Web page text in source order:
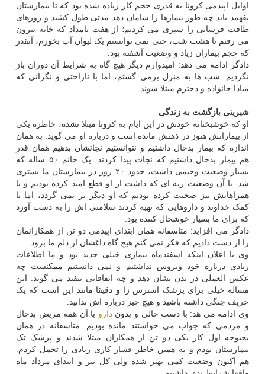
اوایل اپیدمی کرونا به قدری حجم کار زیاده شده بود که تا بیمارستان
بفهمد باید چه طور بیمارها را سامان دهد مدتی طول کشید و روزهای
طاقت فرسایی را سپری می کردیم؛ از هفت بامداد که خانه بیرون
می رفتم تا هشت شب، حتی نمی توانستم یک لیوان آب بخورم، آنقدر
که حجم بیماران زیاد و وضعیت آشفته بود.
دادگر ادامه می دهد: امیدوارم دیگر هیچ گاه به شرایط آن دوران باز
نگردیم. شب ها به منزل برمی گشتم، اما با ناراحتی و نگرانی که
مبادا خانواده و دخترم مبتلا شوند.
شیرینی بازگشت به زندگی
او که خوشبختانه خودش در این ایام به کرونا مبتلا نشده، خاطره یکی
از بیمارانش هنوز در ذهنش مانده است و درباره او می گوید: به همان
اندازه که بیمار بدحال داشتیم و نتوانستیم نجاتشان بدهیم همان قدر
هم بیمار بدحال داشتیم که نجات پیدا کردند. یک خانم ۵۰ ساله که
بسیار وضعیت وخیمی داشت، حدود ۲۰ روز در بیمارستان ما بستری
شد. با آن وضعیت ریه ای که داشت از او قطع امید کرده بودیم و با
همراهانش نیز صحبت کرده بودیم که او دیگر بر نمی گردد، اما با
کمک خداوند و داروهایی که تهیه کردند سلامتی اش را به دست آورد
که برای ما بسیار خوشحال کننده بود.
دادگر می افزاید: متاسفانه همان ابتدای اپیدمی دو تن از همکارانمان
را از دست دادیم که فکر نمی کنم هیچ گاه داغشان از دلم ما برود.
وی با اعلان اینکه اسفندماه بیماری خیلی جدید بود و ما اطلاعات
زیادی درباره خود ویروس نداشتیم و نمی دانستیم ممکنست چه
عکس العملی در بدن نشان دهد و چه اتفاقاتی بیفتد می گوید: این
مساله خیلی برای پزشک استرس زا و دقیقا مانند این است که یک
حریف جنگی داشته باشید و هیچ چیز درباره اش ندانید.
وی ادامه می هد: با دست خالی و بدوندارو با آن همه مریض بدحال
و مردمی که جواب می خواستند مانده بودیم. متاسفانه در همان
بحبوحه اول کار یکی دو تن از همکاران مبتلا شدند و پزشک تک
بیمارستان بودم و به همین خاطر فشار کاری زیادی را تحمل کردم.
هم اکنون وضعیت کمی بهتر شده ولی کل تیر و ابتدای مرداد ماه